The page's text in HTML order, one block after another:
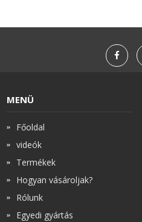
MENÜ
Főoldal
videók
Termékek
Hogyan vásároljak?
Rólunk
Egyedi gyártás